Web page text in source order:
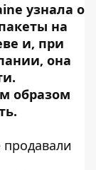
узнала о
на
и, при
она
образом